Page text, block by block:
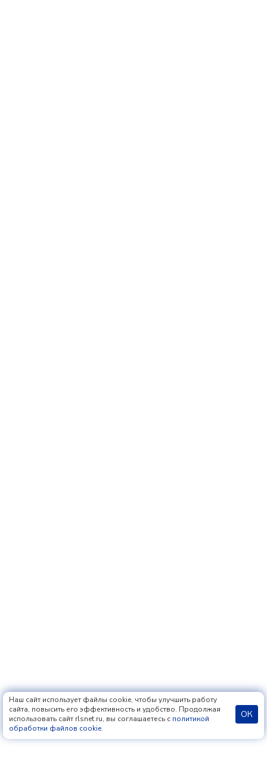
Наш сайт использует файлы cookie, чтобы улучшить работу
сайта, повысить его эффективность и удобство. Продолжая
использовать сайт rlsnet.ru, вы соглашаетесь с политикой
обработки файлов cookie.
ОК